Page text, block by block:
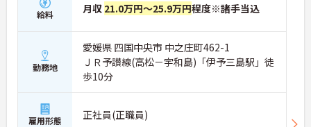
給料 月収 21.0万円～25.9万円程度※諸手当込
勤務地
愛媛県 四国中央市 中之庄町462-1
ＪＲ予讃線(高松－宇和島)「伊予三島駅」徒
歩10分
雇用形態 正社員(正職員)